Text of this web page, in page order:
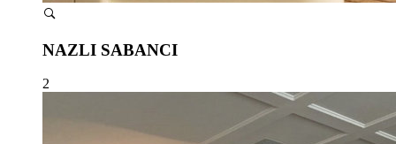
NAZLI SABANCI
2